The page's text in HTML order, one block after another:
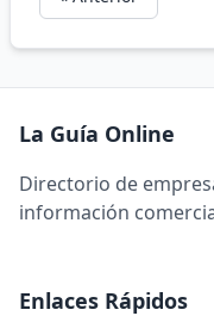
La Guía Online
Directorio de
información
Enlaces Rápidos